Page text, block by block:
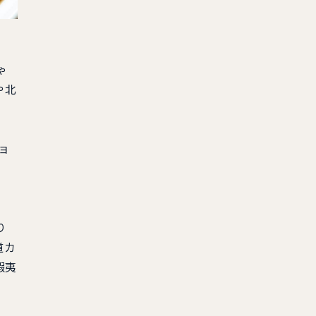
北
夷